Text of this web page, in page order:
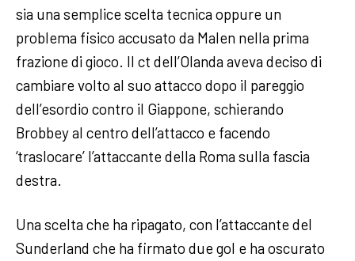
sia una semplice scelta tecnica oppure un
problema fisico accusato da Malen nella prima
frazione di gioco. Il ct dell’Olanda aveva deciso di
cambiare volto al suo attacco dopo il pareggio
dell’esordio contro il Giappone, schierando
Brobbey al centro dell’attacco e facendo
‘traslocare’ l’attaccante della Roma sulla fascia
destra.
Una scelta che ha ripagato, con l’attaccante del
Sunderland che ha firmato due gol e ha oscurato